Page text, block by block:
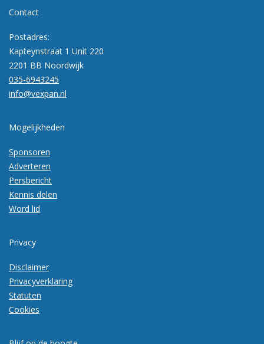
Contact
Postadres:
Kapteynstraat 1 Unit 220
2201 BB Noordwijk
035-6943245
info@vexpan.nl
Mogelijkheden
Sponsoren
Adverteren
Persbericht
Kennis delen
Word lid
Privacy
Disclaimer
Privacyverklaring
Statuten
Cookies